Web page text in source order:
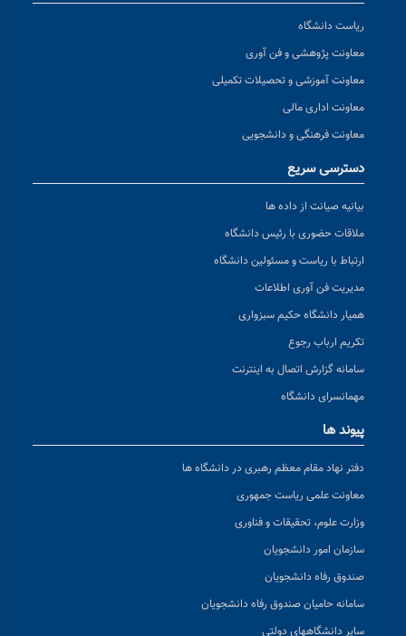
ریاست دانشگاه
معاونت پژوهشی و فن آوری
معاونت آموزشی و تحصیلات تکمیلی
معاونت اداری مالی
معاونت فرهنگی و دانشجویی
دسترسی سریع
بیانیه صیانت از داده ها
ملاقات حضوری با رئیس دانشگاه
ارتباط با ریاست و مسئولین دانشگاه
مدیریت فن آوری اطلاعات
همیار دانشگاه حکیم سبزواری
تکریم ارباب رجوع
سامانه گزارش اتصال به اینترنت
مهمانسرای دانشگاه
پیوند ها
دفتر نهاد مقام معظم رهبری در دانشگاه ها
معاونت علمی ریاست جمهوری
وزارت علوم، تحقیقات و فناوری
سازمان امور دانشجویان
صندوق رفاه دانشجویان
سامانه حامیان صندوق رفاه دانشجویان
سایر دانشگاههای دولتی